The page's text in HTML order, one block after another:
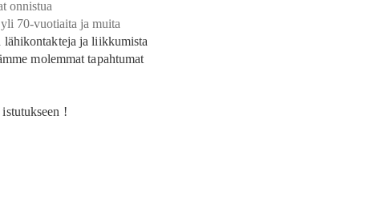
onnistua
70-vuotiaita ja muita
lähikontakteja ja liikkumista
molemmat tapahtumat
!